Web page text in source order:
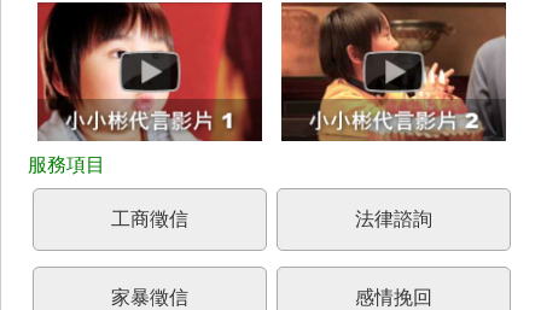
工商徵信 法律諮詢
家暴徵信 感情挽回